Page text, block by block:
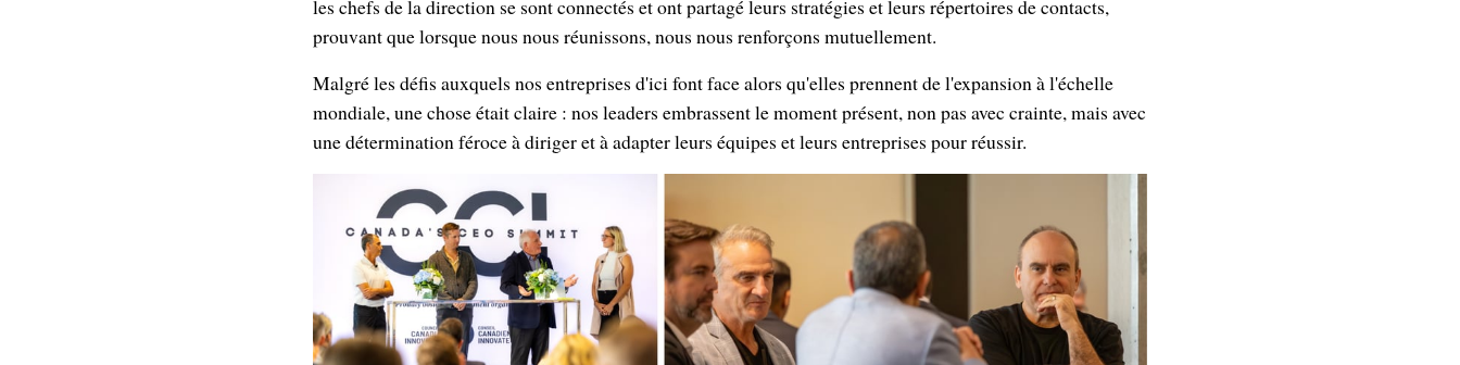
les chefs de la direction se sont connectés et ont partagé leurs stratégies et leurs répertoires de contacts,
prouvant que lorsque nous nous réunissons, nous nous renforçons mutuellement.
Malgré les défis auxquels nos entreprises d'ici font face alors qu'elles prennent de l'expansion à l'échelle
mondiale, une chose était claire : nos leaders embrassent le moment présent, non pas avec crainte, mais avec
une détermination féroce à diriger et à adapter leurs équipes et leurs entreprises pour réussir.